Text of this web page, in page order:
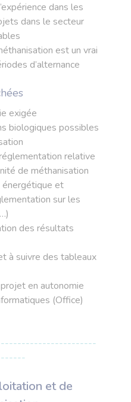
dans les
dans le secteur
est un vrai
d’alternance
exigée
biologiques possibles
relative
de méthanisation
énergétique et
sur les
des résultats
à suivre des tableaux
en autonomie
(Office)
et de